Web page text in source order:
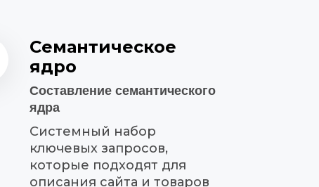
Семантическое
ядро
Составление семантического
ядра
Системный набор
ключевых запросов,
которые подходят для
описания сайта и товаров